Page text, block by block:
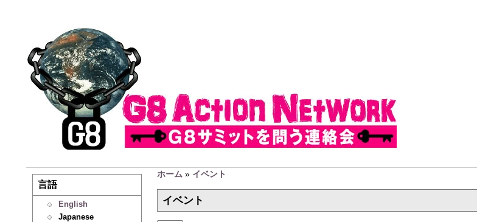
言語
English
Japanese
ホーム » イベント
イベント